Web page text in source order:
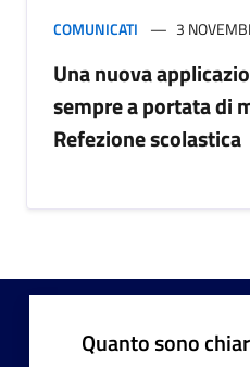
COMUNICATI 3
Una nuova
sempre a portata di
Refezione scolastica
Quanto sono